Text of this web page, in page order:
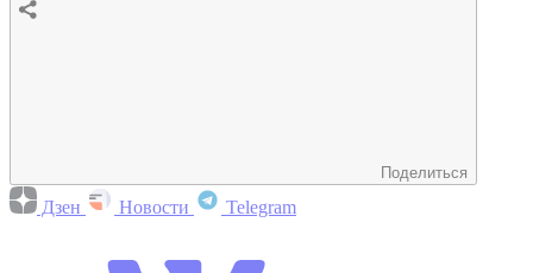
Поделиться
Дзен Новости Telegram